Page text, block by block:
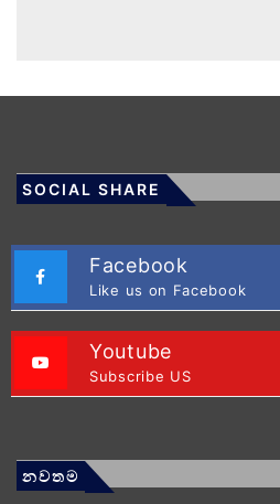
SOCIAL SHARE
Facebook
Like us on Facebook
Youtube
Subscribe US
නවතම